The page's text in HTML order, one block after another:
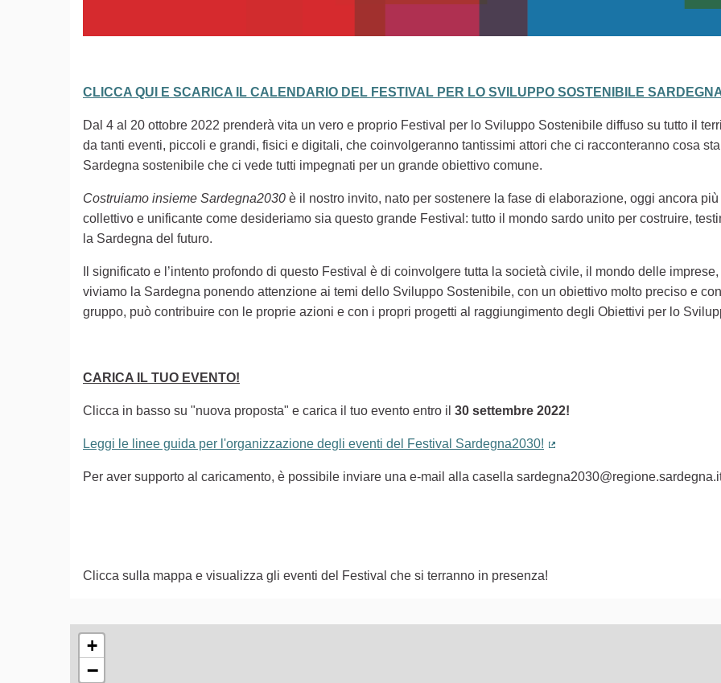
CLICCA QUI E SCARICA IL CALENDARIO DEL FESTIVAL PER LO SVILUPPO SOSTENIBILE
Dal 4 al 20 ottobre 2022 prenderà vita un vero e proprio Festival per lo Sviluppo Sostenibile diffuso su tutto il
da tanti eventi, piccoli e grandi, fisici e digitali, che coinvolgeranno tantissimi attori che ci racconteranno cosa
Sardegna sostenibile che ci vede tutti impegnati per un grande obiettivo comune.
Costruiamo insieme Sardegna2030 è il nostro invito, nato per sostenere la fase di elaborazione, oggi ancora
collettivo e unificante come desideriamo sia questo grande Festival: tutto il mondo sardo unito per costruire,
la Sardegna del futuro.
Il significato e l’intento profondo di questo Festival è di coinvolgere tutta la società civile, il mondo delle
viviamo la Sardegna ponendo attenzione ai temi dello Sviluppo Sostenibile, con un obiettivo molto preciso e
gruppo, può contribuire con le proprie azioni e con i propri progetti al raggiungimento degli Obiettivi per lo
CARICA IL TUO EVENTO!
Clicca in basso su "nuova proposta" e carica il tuo evento entro il 30 settembre 2022!
Leggi le linee guida per l'organizzazione degli eventi del Festival Sardegna2030!
Per aver supporto al caricamento, è possibile inviare una e-mail alla casella
Clicca sulla mappa e visualizza gli eventi del Festival che si terranno in presenza!
L'elemento seguente è una mappa che presenta gli elementi di questa pagina come punti della mappa.
+
−